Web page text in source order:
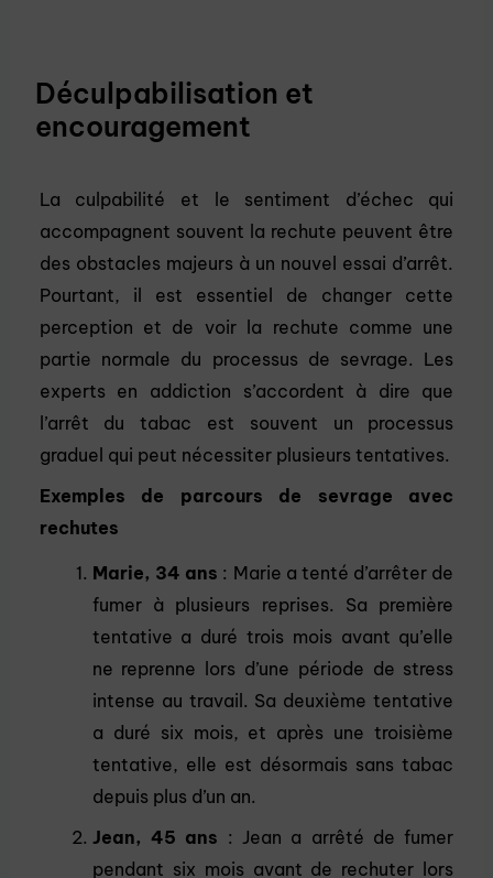
Déculpabilisation et
encouragement
La culpabilité et le sentiment d’échec qui
accompagnent souvent la rechute peuvent être
des obstacles majeurs à un nouvel essai d’arrêt.
Pourtant, il est essentiel de changer cette
perception et de voir la rechute comme une
partie normale du processus de sevrage. Les
experts en addiction s’accordent à dire que
l’arrêt du tabac est souvent un processus
graduel qui peut nécessiter plusieurs tentatives.
Exemples de parcours de sevrage avec
rechutes
Marie, 34 ans : Marie a tenté d’arrêter de
fumer à plusieurs reprises. Sa première
tentative a duré trois mois avant qu’elle
ne reprenne lors d’une période de stress
intense au travail. Sa deuxième tentative
a duré six mois, et après une troisième
tentative, elle est désormais sans tabac
depuis plus d’un an.
Jean, 45 ans : Jean a arrêté de fumer
pendant six mois avant de rechuter lors